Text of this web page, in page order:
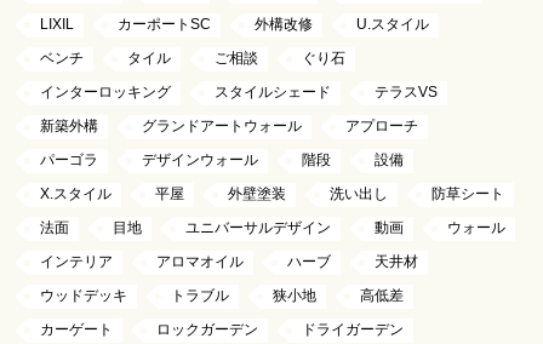
LIXIL
カーポートSC 外構改修
U.スタイル
ベンチ
タイル ご相談
ぐり石
インターロッキング
スタイルシェード
テラスVS
新築外構
グランドアートウォール
アプローチ
パーゴラ
デザインウォール 階段
設備
X.スタイル
平屋 外壁塗装 洗い出し
防草シート
法面
目地 ユニバーサルデザイン 動画
ウォール
インテリア
アロマオイル ハーブ
天井材
ウッドデッキ
トラブル 狭小地
高低差
カーゲート
ロックガーデン
ドライガーデン